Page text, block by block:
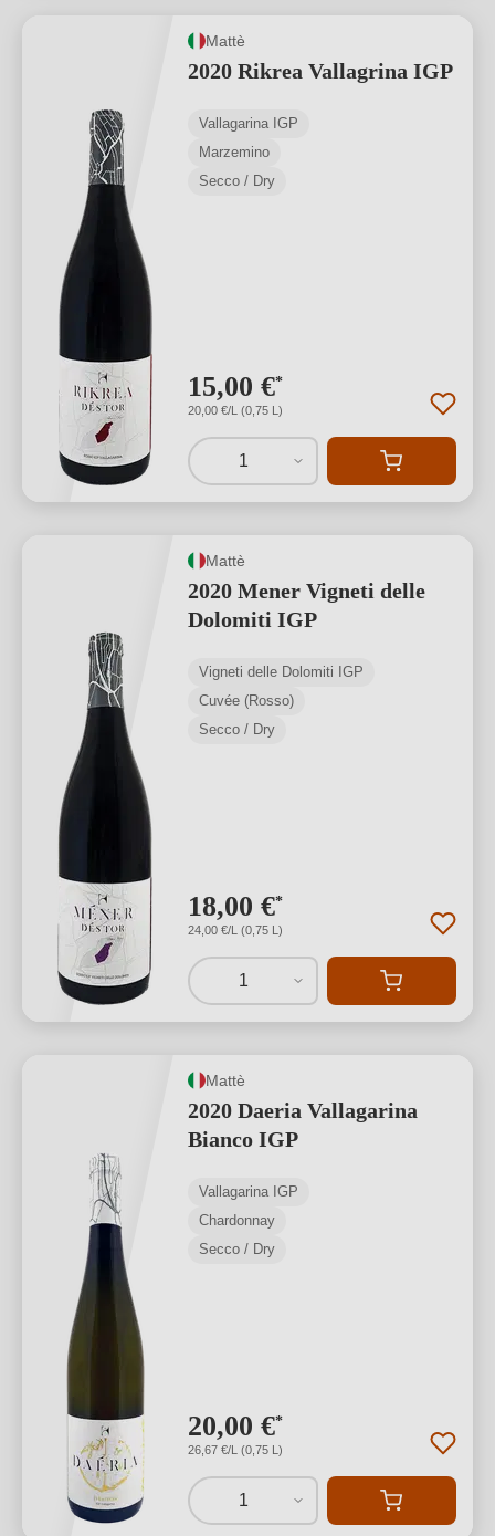
Mattè
2020 Rikrea Vallagrina IGP
Vallagarina IGP
Marzemino
Secco / Dry
15,00 €*
20,00 €/L (0,75 L)
1
Mattè
2020 Mener Vigneti delle
Dolomiti IGP
Vigneti delle Dolomiti IGP
Cuvée (Rosso)
Secco / Dry
18,00 €*
24,00 €/L (0,75 L)
1
Mattè
2020 Daeria Vallagarina
Bianco IGP
Vallagarina IGP
Chardonnay
Secco / Dry
20,00 €*
26,67 €/L (0,75 L)
1